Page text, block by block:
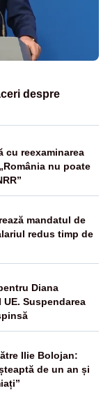
despre
cu reexaminarea
nu poate
mandatul de
redus timp de
Diana
Suspendarea
Ilie Bolojan:
de un an și